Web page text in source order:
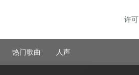
许可
热门歌曲 人声